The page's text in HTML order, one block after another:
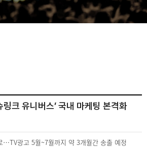
링크 유니버스’ 국내 마케팅 본격화
광고 5월~7월까지 약 3개월간 송출 예정